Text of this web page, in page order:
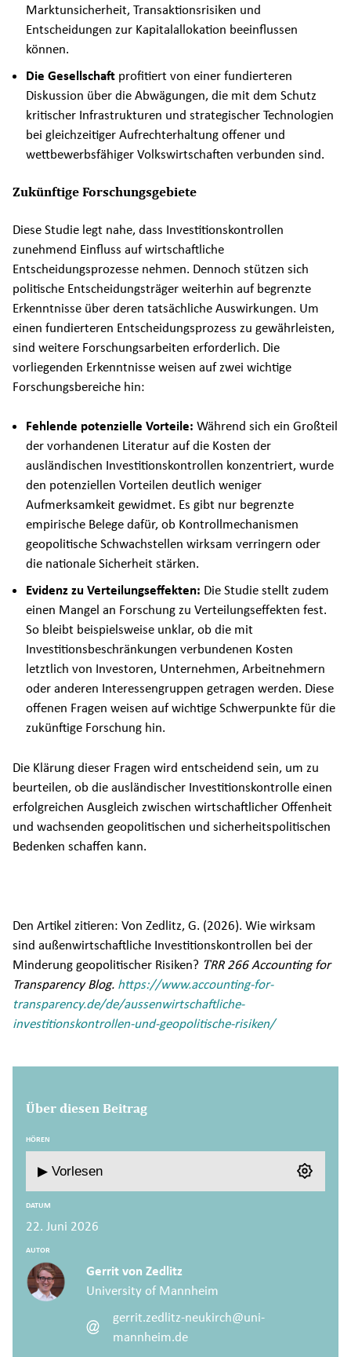
Marktunsicherheit, Transaktionsrisiken und
Entscheidungen zur Kapitalallokation beeinflussen
können.
Die Gesellschaft profitiert von einer fundierteren
Diskussion über die Abwägungen, die mit dem Schutz
kritischer Infrastrukturen und strategischer Technologien
bei gleichzeitiger Aufrechterhaltung offener und
wettbewerbsfähiger Volkswirtschaften verbunden sind.
Zukünftige Forschungsgebiete
Diese Studie legt nahe, dass Investitionskontrollen
zunehmend Einfluss auf wirtschaftliche
Entscheidungsprozesse nehmen. Dennoch stützen sich
politische Entscheidungsträger weiterhin auf begrenzte
Erkenntnisse über deren tatsächliche Auswirkungen. Um
einen fundierteren Entscheidungsprozess zu gewährleisten,
sind weitere Forschungsarbeiten erforderlich. Die
vorliegenden Erkenntnisse weisen auf zwei wichtige
Forschungsbereiche hin:
Fehlende potenzielle Vorteile:Während sich ein Großteil
der vorhandenen Literatur auf die Kosten der
ausländischen Investitionskontrollen konzentriert, wurde
den potenziellen Vorteilen deutlich weniger
Aufmerksamkeit gewidmet. Es gibt nur begrenzte
empirische Belege dafür, ob Kontrollmechanismen
geopolitische Schwachstellen wirksam verringern oder
die nationale Sicherheit stärken.
Evidenz zu Verteilungseffekten: Die Studie stellt zudem
einen Mangel an Forschung zu Verteilungseffekten fest.
So bleibt beispielsweise unklar, ob die mit
Investitionsbeschränkungen verbundenen Kosten
letztlich von Investoren, Unternehmen, Arbeitnehmern
oder anderen Interessengruppen getragen werden. Diese
offenen Fragen weisen auf wichtige Schwerpunkte für die
zukünftige Forschung hin.
Die Klärung dieser Fragen wird entscheidend sein, um zu
beurteilen, ob die ausländischer Investitionskontrolle einen
erfolgreichen Ausgleich zwischen wirtschaftlicher Offenheit
und wachsenden geopolitischen und sicherheitspolitischen
Bedenken schaffen kann.
Den Artikel zitieren: Von Zedlitz, G. (2026). Wie wirksam
sind außenwirtschaftliche Investitionskontrollen bei der
Minderung geopolitischer Risiken? TRR 266 Accounting for
Transparency Blog. https://www.accounting-for-
transparency.de/de/aussenwirtschaftliche-
investitionskontrollen-und-geopolitische-risiken/
Über diesen Beitrag
HÖREN
▶ Vorlesen
DATUM
22. Juni 2026
AUTOR
Gerrit von Zedlitz
University of Mannheim
gerrit.zedlitz-neukirch@uni-
mannheim.de